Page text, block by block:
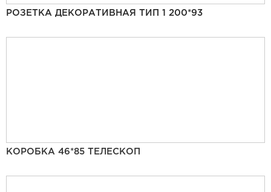
РОЗЕТКА ДЕКОРАТИВНАЯ ТИП 1 200*93
КОРОБКА 46*85 ТЕЛЕСКОП